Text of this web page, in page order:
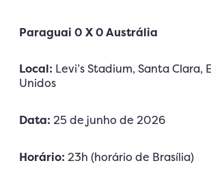
Paraguai 0 X 0 Austrália
Local: Levi’s Stadium, Santa Clara,
Unidos
Data: 25 de junho de 2026
Horário: 23h (horário de Brasília)